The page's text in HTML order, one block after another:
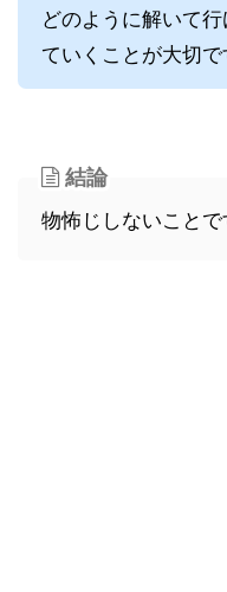
どのように解いて
ていくことが大切
結論
物怖じしないことで